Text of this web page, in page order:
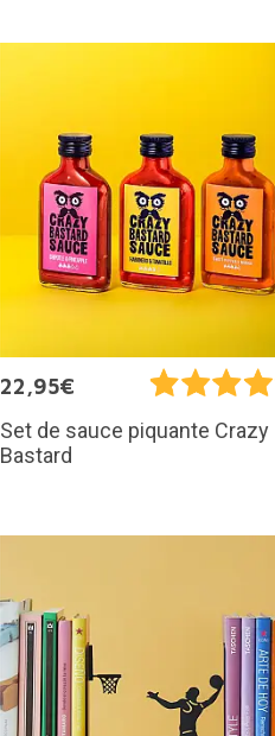
22,95€
Set de sauce piquante Crazy
Bastard